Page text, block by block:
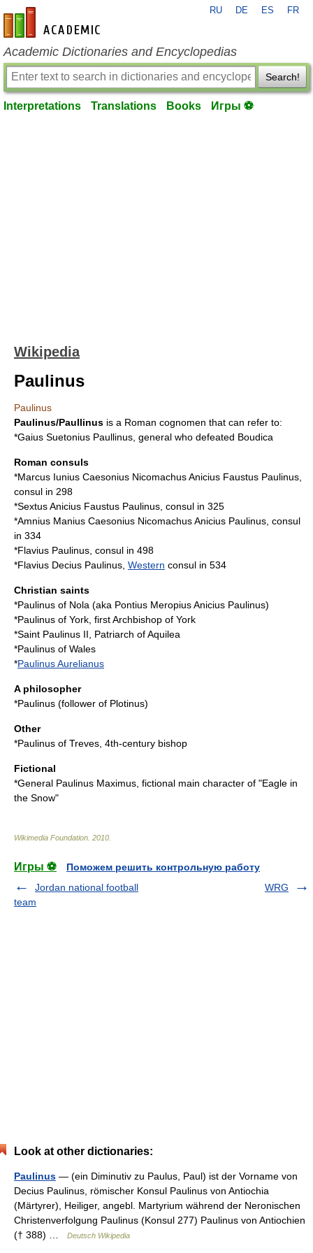
en-academic.com
RU DE ES FR
Academic Dictionaries and Encyclopedias
Search!
Interpretations Translations Books Игры ⚽
Wikipedia
Paulinus
Paulinus
Paulinus/Paullinus is a Roman cognomen that can refer to:
*Gaius Suetonius Paullinus , general who defeated Boudica
Roman consuls
*Marcus Iunius Caesonius Nicomachus Anicius Faustus Paulinus
consul in 298
*Sextus Anicius Faustus Paulinus , consul in 325
*Amnius Manius Caesonius Nicomachus Anicius Paulinus , consul
in 334
*Flavius Paulinus , consul in 498
*Flavius Decius Paulinus Western consul in 534
Christian saints
*Paulinus of Nola (aka Pontius Meropius Anicius Paulinus)
*Paulinus of York , first Archbishop of York
*Saint Paulinus II , Patriarch of Aquilea
*Paulinus of Wales
*Paulinus Aurelianus
A philosopher
*Paulinus (follower of Plotinus)
Other
*Paulinus of Treves , 4th-century bishop
Fictional
*General Paulinus Maximus , fictional main character of "Eagle in
the Snow"
Wikimedia Foundation 2010
Игры ⚽
Поможем решить контрольную работу
Jordan national football
team
WRG
Look at other dictionaries:
Paulinus — (ein Diminutiv zu Paulus, Paul) ist der Vorname von
Decius Paulinus, römischer Konsul Paulinus von Antiochia
(Märtyrer), Heiliger, angebl. Martyrium während der Neronischen
Christenverfolgung Paulinus (Konsul 277) Paulinus von Antiochien
(† 388) …
Deutsch Wikipedia